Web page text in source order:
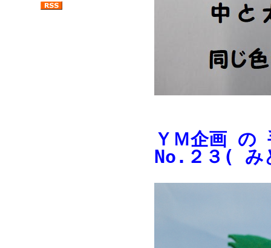
ＹＭ企画 の
No.２３( み